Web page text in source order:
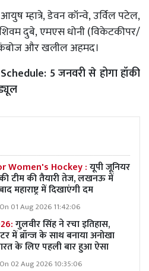
म्हात्रे, डेवन कॉन्वे, उर्विल पटेल,
शिवम दुबे, एमएस धोनी (विकेटकीपर/
और खलील अहमद।
5 जनवरी से होगा हॉकी
Women's Hockey :यूपी जूनियर
टीम की तैयारी तेज, लखनऊ में
महाराष्ट्र में दिखाएंगी दम
01 Aug 2026 11:42:06
गुलवीर सिंह ने रचा इतिहास,
में ब्रॉन्ज के साथ बनाया अनोखा
के लिए पहली बार हुआ ऐसा
02 Aug 2026 10:35:06